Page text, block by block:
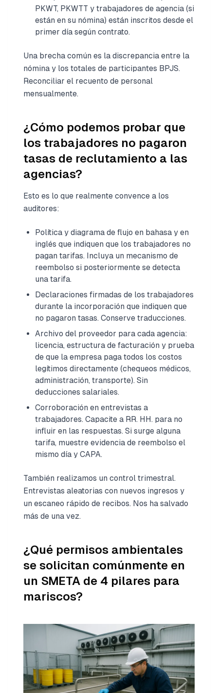
PKWT, PKWTT y trabajadores de agencia (si
están en su nómina) están inscritos desde el
primer día según contrato.
Una brecha común es la discrepancia entre la
nómina y los totales de participantes BPJS.
Reconciliar el recuento de personal
mensualmente.
¿Cómo podemos probar que
los trabajadores no pagaron
tasas de reclutamiento a las
agencias?
Esto es lo que realmente convence a los
auditores:
Política y diagrama de flujo en bahasa y en
inglés que indiquen que los trabajadores no
pagan tarifas. Incluya un mecanismo de
reembolso si posteriormente se detecta
una tarifa.
Declaraciones firmadas de los trabajadores
durante la incorporación que indiquen que
no pagaron tasas. Conserve traducciones.
Archivo del proveedor para cada agencia:
licencia, estructura de facturación y prueba
de que la empresa paga todos los costos
legítimos directamente (chequeos médicos,
administración, transporte). Sin
deducciones salariales.
Corroboración en entrevistas a
trabajadores. Capacite a RR. HH. para no
influir en las respuestas. Si surge alguna
tarifa, muestre evidencia de reembolso el
mismo día y CAPA.
También realizamos un control trimestral.
Entrevistas aleatorias con nuevos ingresos y
un escaneo rápido de recibos. Nos ha salvado
más de una vez.
¿Qué permisos ambientales
se solicitan comúnmente en
un SMETA de 4 pilares para
mariscos?